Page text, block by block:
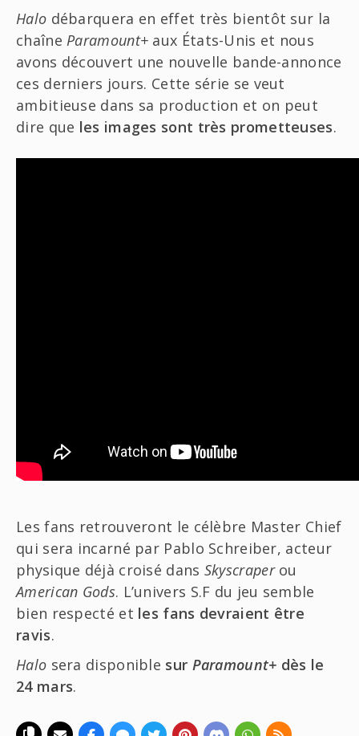
Halo débarquera en effet très bientôt sur la
chaîneParamount+ aux États-Unis et nous
avons découvert une nouvelle bande-annonce
ces derniers jours. Cette série se veut
ambitieuse dans sa production et on peut
dire que les images sont très prometteuses.
Les fans retrouveront le célèbre Master Chief
qui sera incarné par Pablo Schreiber, acteur
physique déjà croisé dans Skyscraper ou
American Gods. L’univers S.F du jeu semble
bien respecté et les fans devraient être
ravis.
Halo sera disponible sur Paramount+ dès le
24 mars.